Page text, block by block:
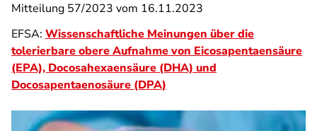
Mitteilung 57/2023 vom 16.11.2023
EFSA: Wissenschaftliche Meinungen über die
tolerierbare obere Aufnahme von Eicosapentaensäure
(EPA), Docosahexaensäure (DHA) und
Docosapentaenosäure (DPA)